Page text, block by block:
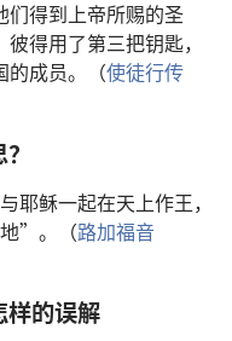
们得到上帝所赐的圣
得用了第三把钥匙，
的成员。（使徒行传
耶稣一起在天上作王，
”。（路加福音
的误解